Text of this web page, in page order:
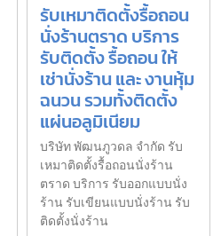
รับเหมาติดตั้งรื้อถอน
นั่งร้านตราด บริการ
รับติดตั้ง รื้อถอน ให้
เช่านั่งร้าน และ งานหุ้ม
ฉนวน รวมทั้งติดตั้ง
แผ่นอลูมิเนียม
บริษัท พัฒนภูวดล จำกัด รับ
เหมาติดตั้งรื้อถอนนั่งร้าน
ตราด บริการ รับออกแบบนั่ง
ร้าน รับเขียนแบบนั่งร้าน รับ
ติดตั้งนั่งร้าน